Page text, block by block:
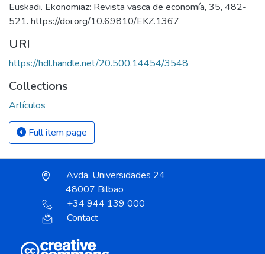
Euskadi. Ekonomiaz: Revista vasca de economía, 35, 482-
521. https://doi.org/10.69810/EKZ.1367
URI
https://hdl.handle.net/20.500.14454/3548
Collections
Artículos
Full item page
Avda. Universidades 24
48007 Bilbao
+34 944 139 000
Contact